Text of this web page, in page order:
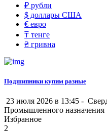
₽ рубли
$ доллары США
€ евро
₸ тенге
₴ гривна
Подшипники купим разные
23 июля 2026 в 13:45 -
Промышленного назначения
Избранное
2